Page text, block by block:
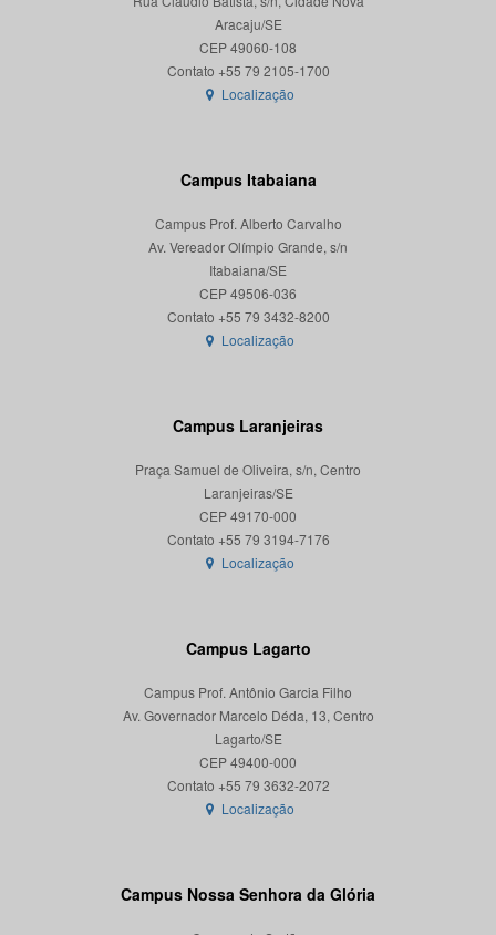
Aracaju/SE
CEP 49060-108
Localização
Campus Itabaiana
Campus Prof. Alberto Carvalho
Av. Vereador Olímpio Grande, s/n
Itabaiana/SE
CEP 49506-036
Localização
Campus Laranjeiras
Praça Samuel de Oliveira, s/n, Centro
Laranjeiras/SE
CEP 49170-000
Localização
Campus Lagarto
Campus Prof. Antônio Garcia Filho
Av. Governador Marcelo Déda, 13, Centro
Lagarto/SE
CEP 49400-000
Localização
Campus Nossa Senhora da Glória